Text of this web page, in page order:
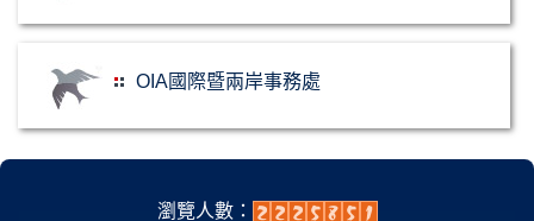
OIA國際暨兩岸事務處
瀏覽人數：